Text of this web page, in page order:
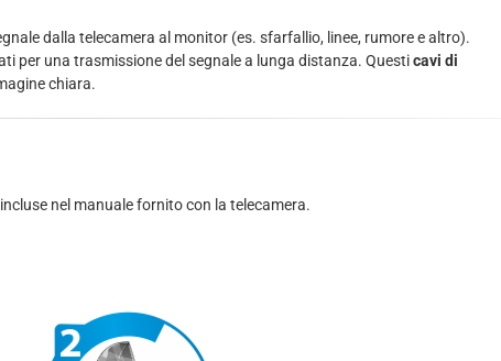
dalla telecamera al monitor (es. sfarfallio, linee, rumore e altro).
per una trasmissione del segnale a lunga distanza. Questicavi di
chiara.
nel manuale fornito con la telecamera.